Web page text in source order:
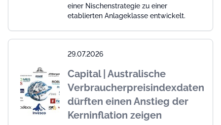
einer Nischenstrategie zu einer
etablierten Anlageklasse entwickelt.
29.07.2026
Capital | Australische
Verbraucherpreisindexdaten
dürften einen Anstieg der
Kerninflation zeigen